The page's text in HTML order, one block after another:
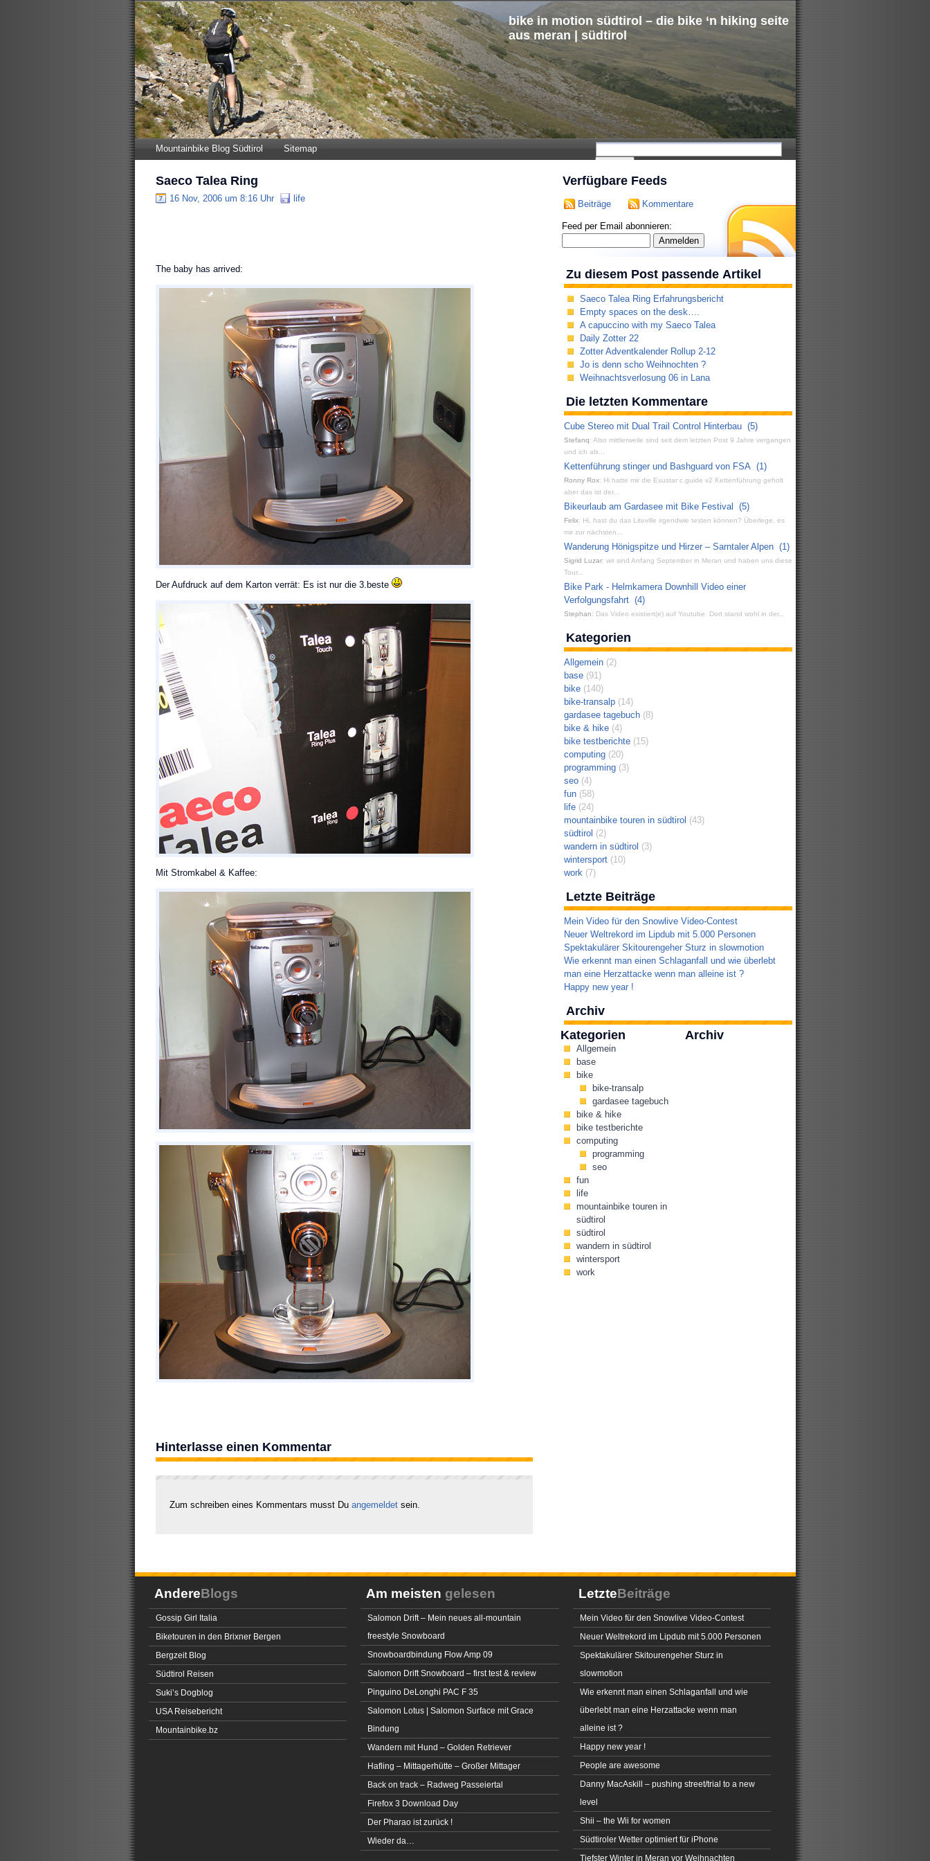
bike in motion südtirol – die bike ‘n hiking seite
aus meran | südtirol
Mountainbike Blog Südtirol Sitemap
Saeco Talea Ring
16 Nov, 2006 um 8:16 Uhr life
The baby has arrived:
Der Aufdruck auf dem Karton verrät: Es ist nur die 3.beste
Mit Stromkabel & Kaffee:
Hinterlasse einen Kommentar
Zum schreiben eines Kommentars musst Du angemeldet sein.
Verfügbare Feeds
Beiträge Kommentare
Feed per Email abonnieren:
Zu diesem Post passende Artikel
Saeco Talea Ring Erfahrungsbericht
Empty spaces on the desk….
A capuccino with my Saeco Talea
Daily Zotter 22
Zotter Adventkalender Rollup 2-12
Jo is denn scho Weihnochten ?
Weihnachtsverlosung 06 in Lana
Die letzten Kommentare
Cube Stereo mit Dual Trail Control Hinterbau (5)
Stefanq: Also mittlerweile sind seit dem letzten Post 9 Jahre vergangen
und ich als...
Kettenführung stinger und Bashguard von FSA (1)
Ronny Rox: Hi hatte mir die Exustar c.guide v2 Kettenführung geholt
aber das ist der...
Bikeurlaub am Gardasee mit Bike Festival
(5)
Felix: Hi, hast du das Liteville irgendwie testen können? Überlege, es
mir zur nächsten...
Wanderung Hönigspitze und Hirzer – Sarntaler Alpen (1)
Sigrid Luzar: wir sind Anfang September in Meran und haben uns diese
Tour...
Bike Park - Helmkamera Downhill Video einer
Verfolgungsfahrt (4)
Stephan: Das Video existiert(e) auf Youtube. Dort stand wohl in der...
Kategorien
Allgemein(2)
base(91)
bike(140)
bike-transalp(14)
gardasee tagebuch(8)
bike & hike(4)
bike testberichte(15)
computing(20)
programming(3)
seo(4)
fun(58)
life(24)
mountainbike touren in südtirol (43)
südtirol (2)
wandern in südtirol (3)
wintersport(10)
work(7)
Letzte Beiträge
Mein Video für den Snowlive Video-Contest
Neuer Weltrekord im Lipdub mit 5.000 Personen
Spektakulärer Skitourengeher Sturz in slowmotion
Wie erkennt man einen Schlaganfall und wie überlebt
man eine Herzattacke wenn man alleine ist ?
Happy new year !
Archiv
Kategorien
Allgemein
base
bike
bike-transalp
gardasee tagebuch
bike & hike
bike testberichte
computing
programming
seo
fun
life
mountainbike touren in
südtirol
südtirol
wandern in südtirol
wintersport
work
Archiv
AndereBlogs
Gossip Girl Italia
Biketouren in den Brixner Bergen
Bergzeit Blog
Südtirol Reisen
Suki’s Dogblog
USA Reisebericht
Mountainbike.bz
Am meisten gelesen
Salomon Drift – Mein neues all-mountain
freestyle Snowboard
Snowboardbindung Flow Amp 09
Salomon Drift Snowboard – first test & review
Pinguino DeLonghi PAC F 35
Salomon Lotus | Salomon Surface mit Grace
Bindung
Wandern mit Hund – Golden Retriever
Hafling – Mittagerhütte – Großer Mittager
Back on track – Radweg Passeiertal
Firefox 3 Download Day
Der Pharao ist zurück !
Wieder da…
LetzteBeiträge
Mein Video für den Snowlive Video-Contest
Neuer Weltrekord im Lipdub mit 5.000 Personen
Spektakulärer Skitourengeher Sturz in
slowmotion
Wie erkennt man einen Schlaganfall und wie
überlebt man eine Herzattacke wenn man
alleine ist ?
Happy new year !
People are awesome
Danny MacAskill – pushing street/trial to a new
level
Shii – the Wii for women
Südtiroler Wetter optimiert für iPhone
Tiefster Winter in Meran vor Weihnachten